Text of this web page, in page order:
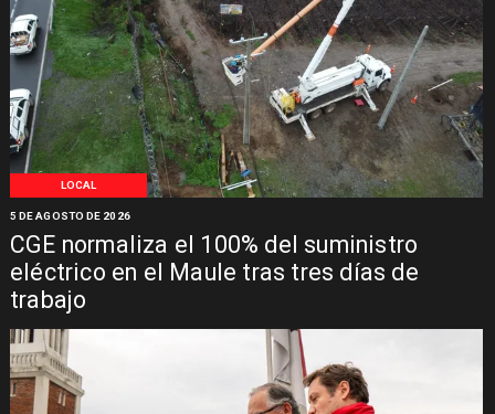
LOCAL
CGE normaliza el 100% del suministro
eléctrico en el Maule tras tres días de
trabajo
5 DE AGOSTO DE 2026